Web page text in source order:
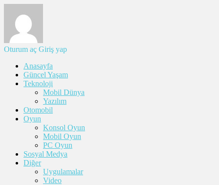
Oturum aç Giriş yap
Anasayfa
Güncel Yaşam
Teknoloji
Mobil Dünya
Yazılım
Otomobil
Oyun
Konsol Oyun
Mobil Oyun
PC Oyun
Sosyal Medya
Diğer
Uygulamalar
Video